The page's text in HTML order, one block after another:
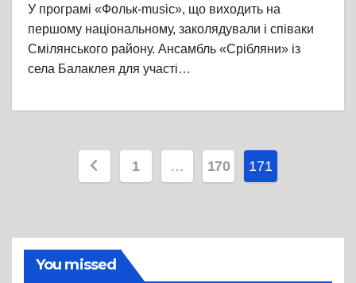
У програмі «Фольк-music», що виходить на
першому національному, заколядували і співаки
Смілянського району. Ансамбль «Срібляни» із
села Балаклея для участі…
Пагінація
1 … 170 171
You missed